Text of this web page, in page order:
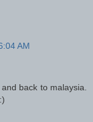
AM
back to malaysia.